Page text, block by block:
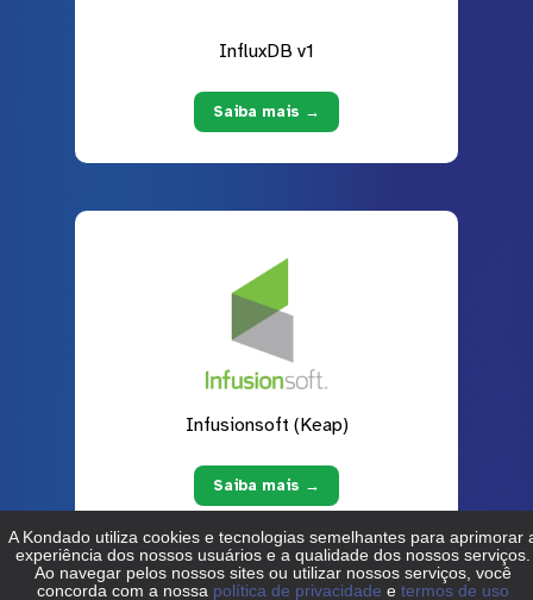
InfluxDB v1
Saiba mais →
Infusionsoft (Keap)
Saiba mais →